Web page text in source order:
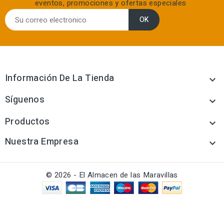
eventos, promociones y ofertas especiales
Información De La Tienda 
Síguenos 
Productos 
Nuestra Empresa 
© 2026 - El Almacen de las Maravillas